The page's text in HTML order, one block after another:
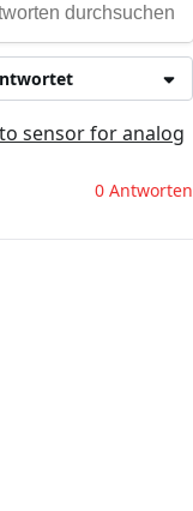
sensor for analog
0 Antworten